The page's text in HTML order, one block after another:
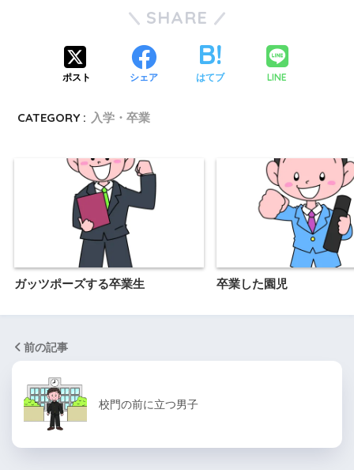
SHARE
ポスト シェア はてブ LINE
CATEGORY : 入学・卒業
ガッツポーズする卒業生 卒業した園児
前の記事
校門の前に立つ男子